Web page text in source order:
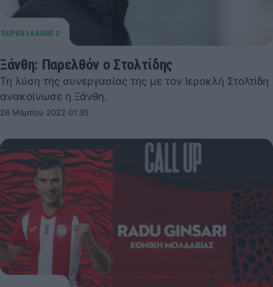
Ξάνθη: Παρελθόν ο Στολτίδης
Τη λύση της συνεργασίας της με τον Ιεροκλή Στολτίδη
ανακοίνωσε η Ξάνθη.
26 Μαρτίου 2022 01:35